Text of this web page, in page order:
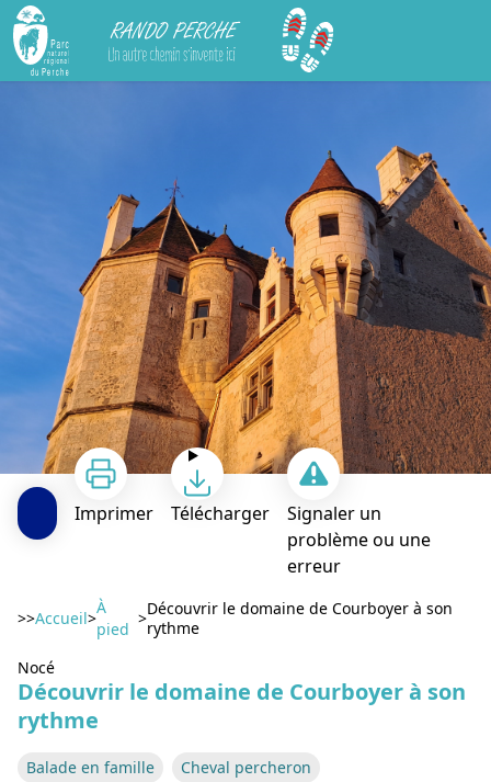
Rando Perche
Voir l'image en plein écran
Imprimer Télécharger
Signaler un
problème ou une
erreur
>>Accueil>
À
pied
>Découvrir le domaine de Courboyer à son
rythme
Nocé
Découvrir le domaine de Courboyer à son
rythme
Balade en famille Cheval percheron